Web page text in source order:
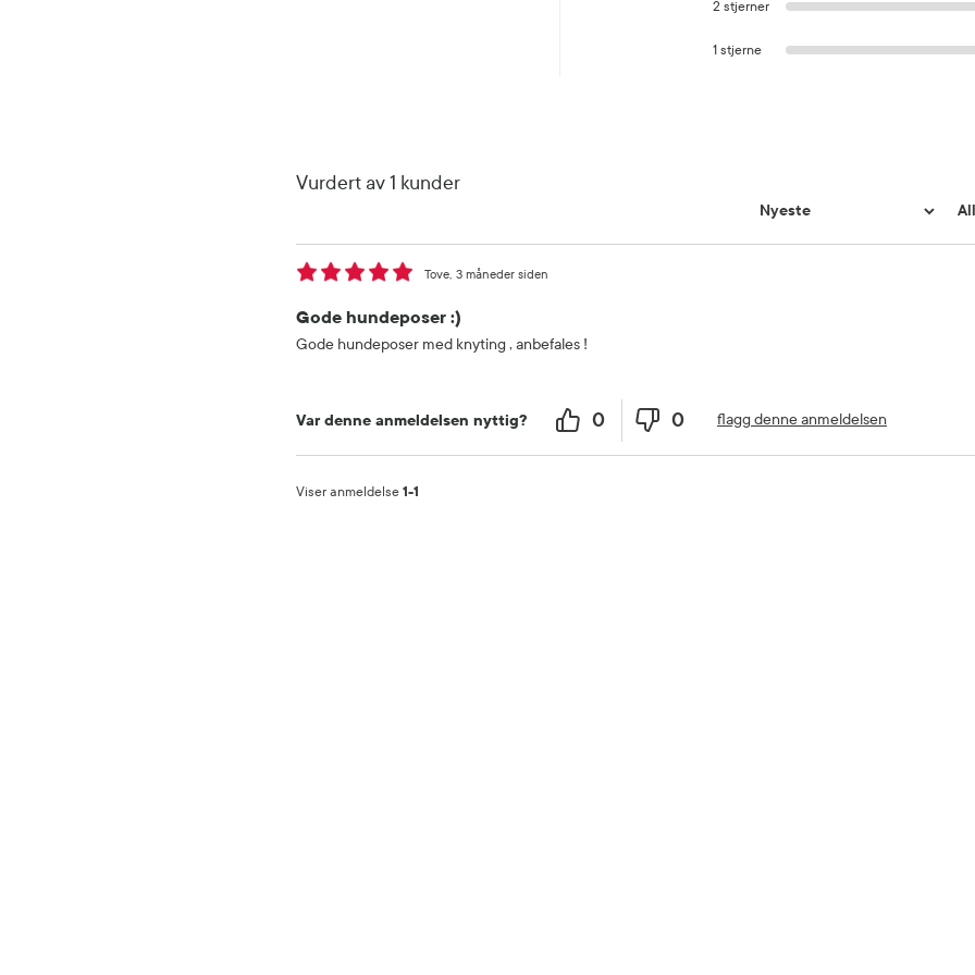
2 stjerner
1 stjerne
Vurdert av 1 kunder
Gode hundeposer :)
3 måneder siden
Tove
Gode hundeposer med knyting , anbefales !
Var denne anmeldelsen nyttig? 0 0 flagg denne anmeldelsen
Viser anmeldelse 1-1